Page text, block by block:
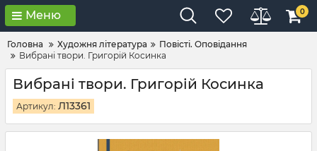
Меню 0
Головна Художня література
Повісті. Оповідання
Вибрані твори. Григорій Косинка
Вибрані твори. Григорій Косинка
Артикул: Л13361